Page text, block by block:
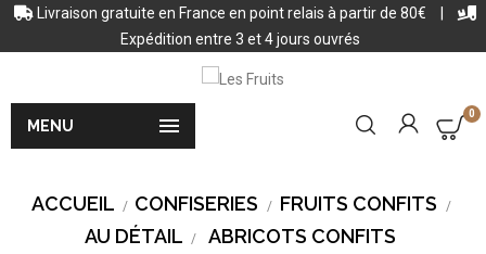
Livraison gratuite en France en point relais à partir de 80€
Expédition entre 3 et 4 jours ouvrés

MENU
0
ACCUEIL CONFISERIES
FRUITS CONFITS
AU DÉTAIL
ABRICOTS CONFITS